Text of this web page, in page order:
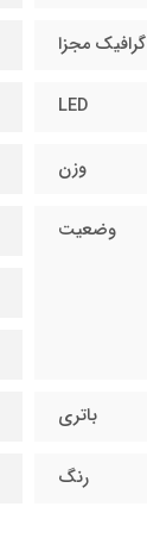
گرافیک مجزا
LED
وزن
وضعیت
باتری
رنگ